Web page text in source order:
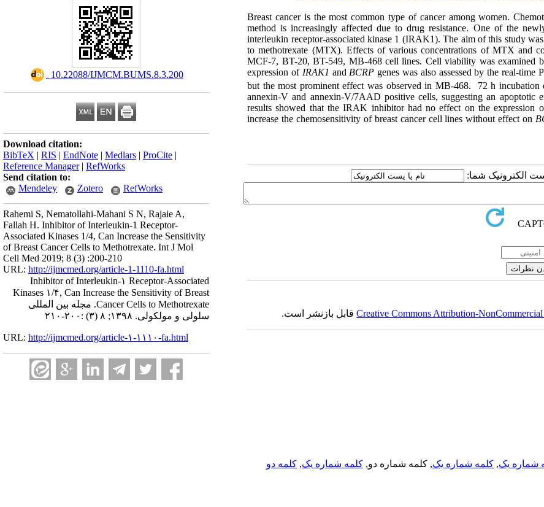
‎ 10.22088/IJMCM.BUMS.8.3.200
Download citation:
BibTeX | RIS | EndNote | Medlars | ProCite |
Reference Manager| RefWorks
Send citation to:
Mendeley
Zotero RefWorks
Rahemi S, Nematollahi-Mahani S N, Rajaie A,
Fallah H. Inhibitor of Interleukin-1 Receptor-
Associated Kinases 1/4, Can Increase the Sensitivity
of Breast Cancer Cells to Methotrexate. Int J Mol
Cell Med 2019; 8 (3) :200-210
URL: http://ijmcmed.org/article-1-1110-fa.html
Inhibitor of Interleukin-۱ Receptor-Associated
Kinases ۱/۴, Can Increase the Sensitivity of Breast
Cancer Cells to Methotrexate. مجله بین المللی
سلولی و مولکولی. ۱۳۹۸; ۸ (۳) :۲۰۰-۲۱۰
URL: http://ijmcmed.org/article-۱-۱۱۱۰-fa.html
Breast cancer is the most common type of cancer among women.
method is increasingly affected due to drug resistance. One of the
interleukin receptor-associated kinase 1 (IRAK1). The aim of this study
to methotrexate (MTX). Effects of various concentrations of MTX and
MCF-7, BT-20, BT-549, MB-468 cell lines. Cell viability was examined
expression of IRAK1 and BCRP genes was also assessed by the real-
but the most prominent effect was observed in MB-468. 72 h
annexin-V and annexin-V/7AAD positive cells, suggesting an
results showed that the IRAK inhibitor had no effect on the expression
increase the chemosensitivity of breast cancer cell lines without effect on
الکترونیک شما:
Creative Commons Attribution-قابل بازنشر است.
شماره یک, کلمه شماره یک, کلمه شماره دو, کلمه شماره یک, کلمه دو